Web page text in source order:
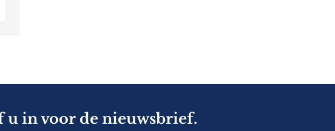
in voor de nieuwsbrief.